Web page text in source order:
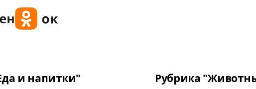
и напитки" Рубрика